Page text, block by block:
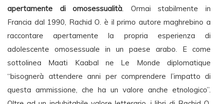
apertamente di omosessualità. Ormai stabilmente in
Francia dal 1990, Rachid O. è il primo autore maghrebino a
raccontare apertamente la propria esperienza di
adolescente omosessuale in un paese arabo. E come
sottolinea Maati Kaabal ne Le Monde diplomatique
“bisognerà attendere anni per comprendere l’impatto di
questa ammissione, che ha un valore anche etnologico”.